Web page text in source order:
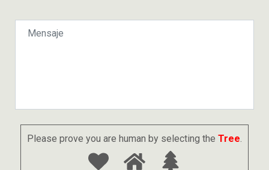
Please prove you are human by selecting the Tree.